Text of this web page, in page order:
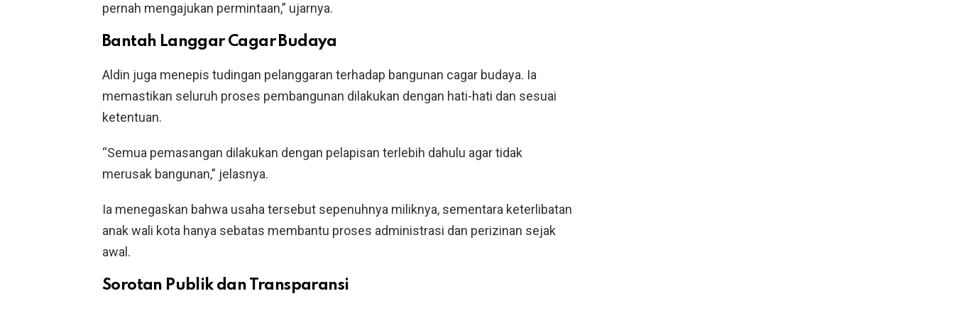
pernah mengajukan permintaan,” ujarnya.
Bantah Langgar Cagar Budaya
Aldin juga menepis tudingan pelanggaran terhadap bangunan cagar budaya. Ia
memastikan seluruh proses pembangunan dilakukan dengan hati-hati dan sesuai
ketentuan.
“Semua pemasangan dilakukan dengan pelapisan terlebih dahulu agar tidak
merusak bangunan,” jelasnya.
Ia menegaskan bahwa usaha tersebut sepenuhnya miliknya, sementara keterlibatan
anak wali kota hanya sebatas membantu proses administrasi dan perizinan sejak
awal.
Sorotan Publik dan Transparansi